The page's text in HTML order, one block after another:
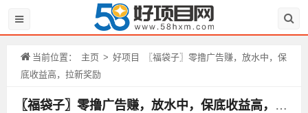
当前位置： 主页 > 好项目
〖福袋子〗零撸广告赚，放水中，保
底收益高，拉新奖励
〖福袋子〗零撸广告赚，放水中，保底收益高，拉新奖励